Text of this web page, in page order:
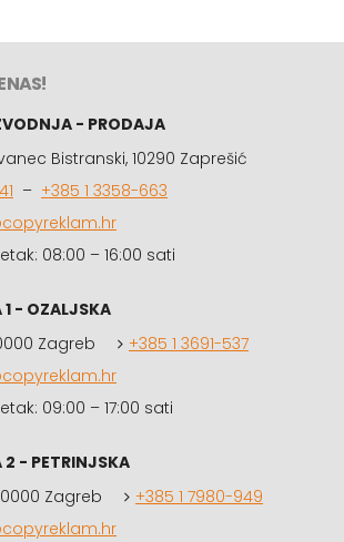
NAS!
- PRODAJA
Bistranski, 10290 Zaprešić
– +385 1 3358-663
08:00 – 16:00 sati
1 - OZALJSKA
Zagreb
+385 1 3691-537
09:00 – 17:00 sati
2 - PETRINJSKA
Zagreb
+385 1 7980-949